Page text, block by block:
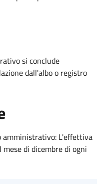
si conclude
dall'albo o registro
amministrativo: L'effettiva
di dicembre di ogni